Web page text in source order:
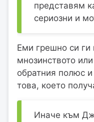
представям
сериозни и
Еми грешно си
мнозинството
обратния полюс
това, което
Иначе към